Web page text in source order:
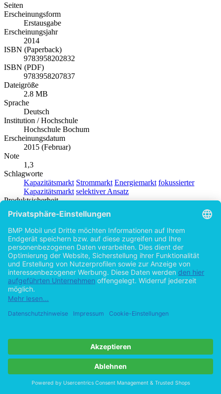
Seiten
Erscheinungsform
Erstausgabe
Erscheinungsjahr
2014
ISBN (Paperback)
9783958202832
ISBN (PDF)
9783958207837
Dateigröße
2.8 MB
Sprache
Deutsch
Institution / Hochschule
Hochschule Bochum
Erscheinungsdatum
2015 (Februar)
Note
1,3
Schlagworte
Kapazitätsmarkt Strommarkt Energiemarkt fokussierter
Kapazitätsmarkt selektiver Ansatz
Produktsicherheit
BACHELOR + MASTER Publishing
Autor
Daniel Voss (Autor:in)
Hilfe/FAQ
Impressum
Datenschutz
AGB
byOpen Publishing